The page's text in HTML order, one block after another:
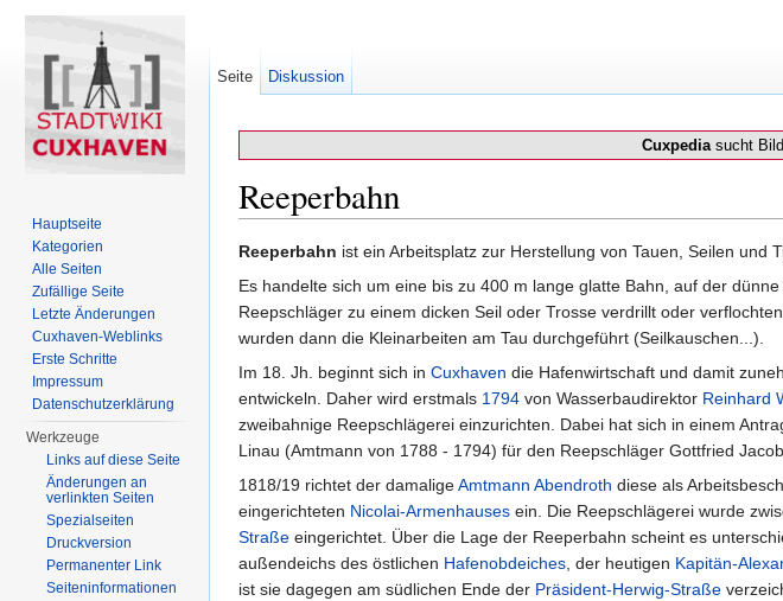
Cuxpediasucht
Reeperbahn
Reeperbahn ist ein Arbeitsplatz zur Herstellung von Tauen, Seilen und
Es handelte sich um eine bis zu 400 m lange glatte Bahn, auf der
Reepschläger zu einem dicken Seil oder Trosse verdrillt oder
wurden dann die Kleinarbeiten am Tau durchgeführt (Seilkauschen...).
Im 18. Jh. beginnt sich in Cuxhaven die Hafenwirtschaft und damit
entwickeln. Daher wird erstmals 1794 von Wasserbaudirektor Reinhard
zweibahnige Reepschlägerei einzurichten. Dabei hat sich in einem
Linau (Amtmann von 1788 - 1794) für den Reepschläger Gottfried
1818/19 richtet der damaligeAmtmann Abendroth diese als
eingerichteten Nicolai-Armenhauses ein. Die Reepschlägerei wurde
Straße eingerichtet. Über die Lage der Reeperbahn scheint es
außendeichs des östlichen Hafenobdeiches , der heutigen Kapitän-
ist sie dagegen am südlichen Ende der Präsident-Herwig-Straße
Seite Diskussion
Hauptseite
Kategorien
Alle Seiten
Zufällige Seite
Letzte Änderungen
Cuxhaven-Weblinks
Erste Schritte
Impressum
Datenschutzerklärung
Werkzeuge
Links auf diese Seite
Änderungen an
verlinkten Seiten
Spezialseiten
Druckversion
Permanenter Link
Seiten­informationen